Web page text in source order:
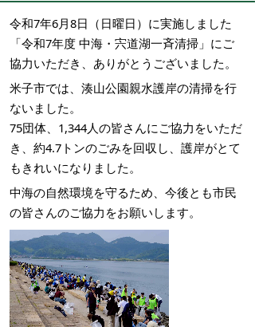
令和7年6月8日（日曜日）に実施しました
「令和7年度 中海・宍道湖一斉清掃」にご
協力いただき、ありがとうございました。
米子市では、湊山公園親水護岸の清掃を行
ないました。
75団体、1,344人の皆さんにご協力をいただ
き、約4.7トンのごみを回収し、護岸がとて
もきれいになりました。
中海の自然環境を守るため、今後とも市民
の皆さんのご協力をお願いします。